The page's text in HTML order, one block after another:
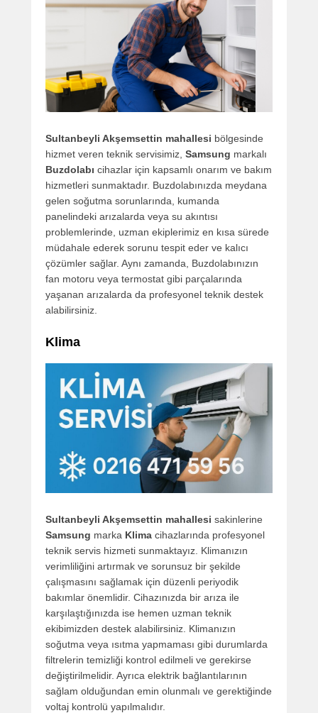
Sultanbeyli Akşemsettin mahallesi bölgesinde
hizmet veren teknik servisimiz, Samsung markalı
Buzdolabı cihazlar için kapsamlı onarım ve bakım
hizmetleri sunmaktadır. Buzdolabınızda meydana
gelen soğutma sorunlarında, kumanda
panelindeki arızalarda veya su akıntısı
problemlerinde, uzman ekiplerimiz en kısa sürede
müdahale ederek sorunu tespit eder ve kalıcı
çözümler sağlar. Aynı zamanda, Buzdolabınızın
fan motoru veya termostat gibi parçalarında
yaşanan arızalarda da profesyonel teknik destek
alabilirsiniz.
Klima
Sultanbeyli Akşemsettin mahallesi sakinlerine
Samsung marka Klima cihazlarında profesyonel
teknik servis hizmeti sunmaktayız. Klimanızın
verimliliğini artırmak ve sorunsuz bir şekilde
çalışmasını sağlamak için düzenli periyodik
bakımlar önemlidir. Cihazınızda bir arıza ile
karşılaştığınızda ise hemen uzman teknik
ekibimizden destek alabilirsiniz. Klimanızın
soğutma veya ısıtma yapmaması gibi durumlarda
filtrelerin temizliği kontrol edilmeli ve gerekirse
değiştirilmelidir. Ayrıca elektrik bağlantılarının
sağlam olduğundan emin olunmalı ve gerektiğinde
voltaj kontrolü yapılmalıdır.